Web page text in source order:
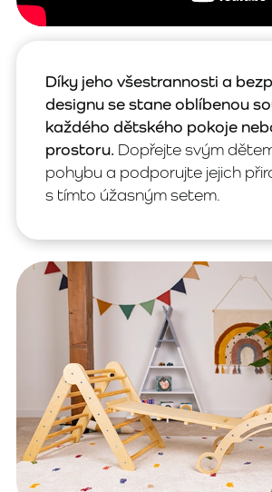
Díky jeho všestrannosti a
designu se stane oblíbenou
každého dětského pokoje
prostoru. Dopřejte svým
pohybu a podporujte jejich
s tímto úžasným setem.